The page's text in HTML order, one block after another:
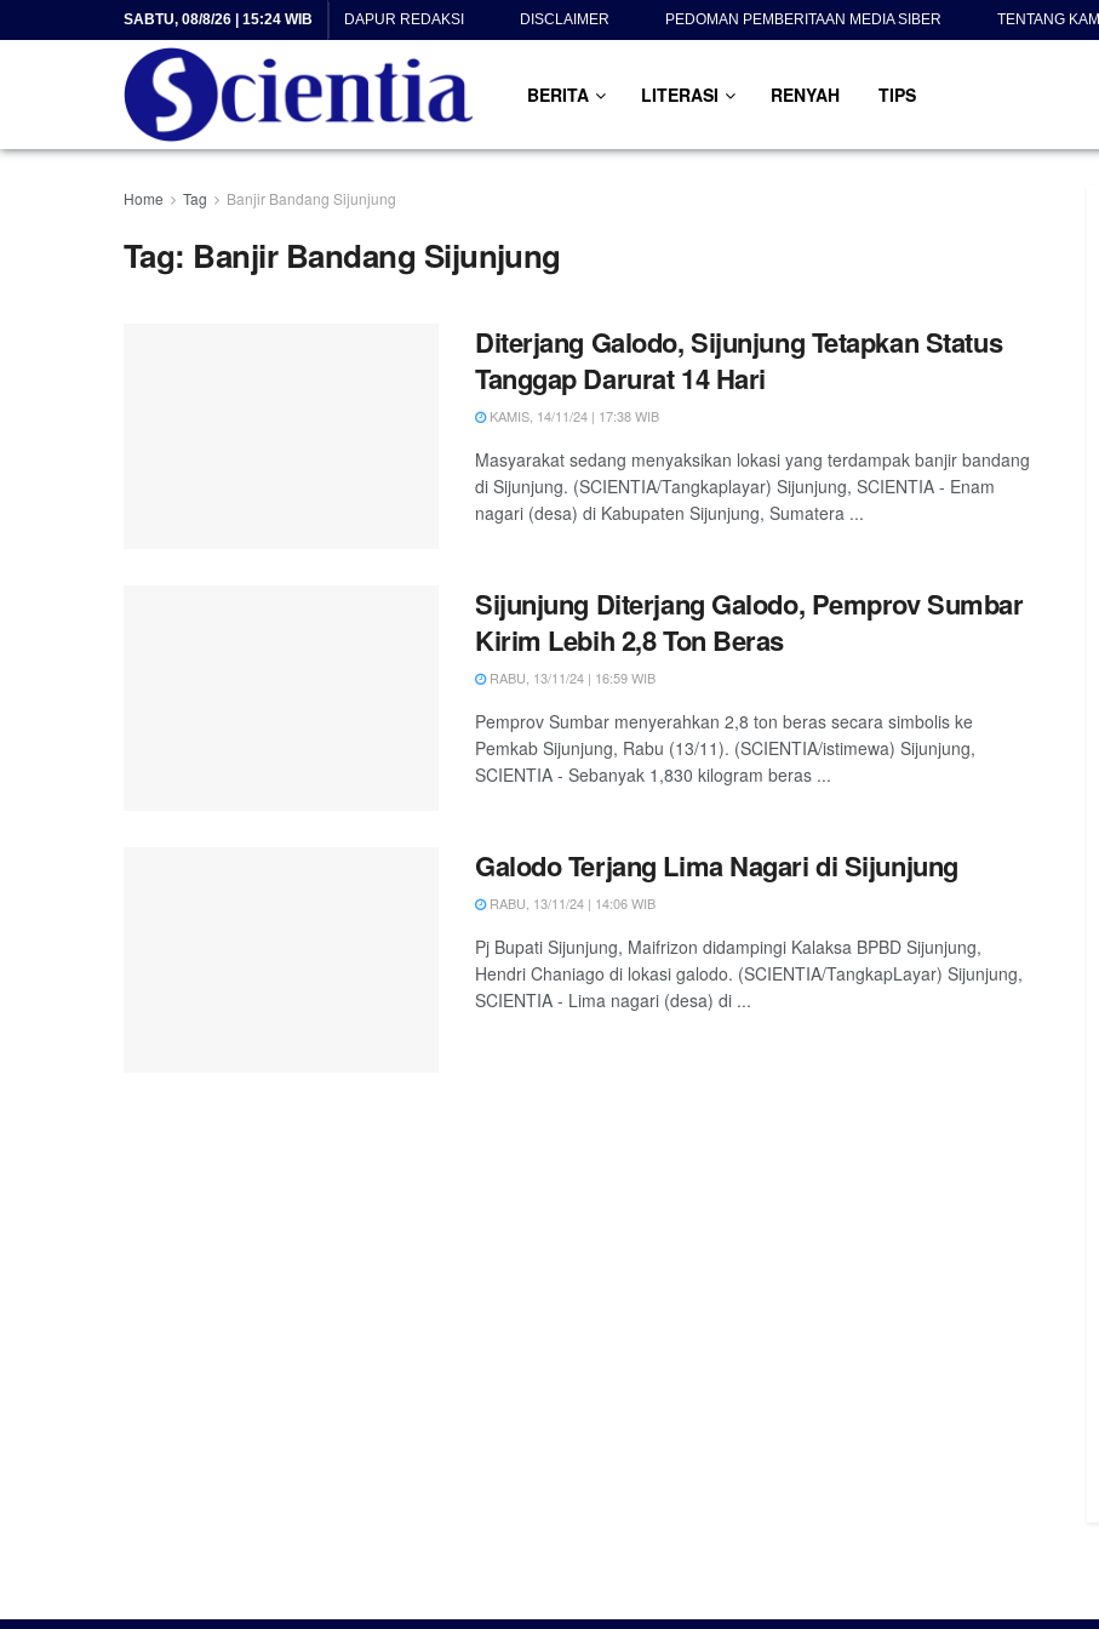
SABTU, 08/8/26 | 15:24 WIB DAPUR REDAKSI DISCLAIMER PEDOMAN PEMBERITAAN MEDIA SIBER TENTANG KAMI
BERITA LITERASI RENYAH TIPS
Home Tag Banjir Bandang Sijunjung
Tag: Banjir Bandang Sijunjung
Diterjang Galodo, Sijunjung Tetapkan Status
Tanggap Darurat 14 Hari
KAMIS, 14/11/24 | 17:38 WIB
Masyarakat sedang menyaksikan lokasi yang terdampak banjir bandang
di Sijunjung. (SCIENTIA/Tangkaplayar) Sijunjung, SCIENTIA - Enam
nagari (desa) di Kabupaten Sijunjung, Sumatera ...
Sijunjung Diterjang Galodo, Pemprov Sumbar
Kirim Lebih 2,8 Ton Beras
RABU, 13/11/24 | 16:59 WIB
Pemprov Sumbar menyerahkan 2,8 ton beras secara simbolis ke
Pemkab Sijunjung, Rabu (13/11). (SCIENTIA/istimewa) Sijunjung,
SCIENTIA - Sebanyak 1,830 kilogram beras ...
Galodo Terjang Lima Nagari di Sijunjung
RABU, 13/11/24 | 14:06 WIB
Pj Bupati Sijunjung, Maifrizon didampingi Kalaksa BPBD Sijunjung,
Hendri Chaniago di lokasi galodo. (SCIENTIA/TangkapLayar) Sijunjung,
SCIENTIA - Lima nagari (desa) di ...